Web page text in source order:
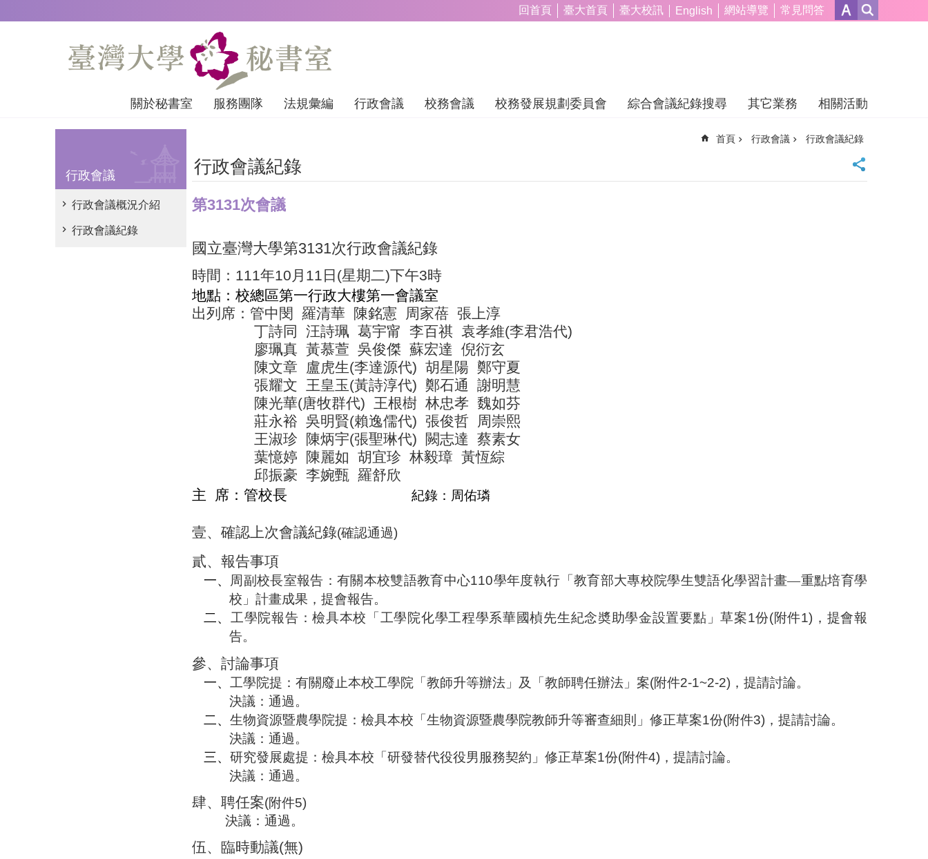
回首頁 臺大首頁 臺大校訊 English 網站導覽 常見問答
關於秘書室 服務團隊 法規彙編 行政會議 校務會議 校務發展規劃委員會 綜合會議紀錄搜尋 其它業務 相關活動
行政會議
行政會議概況介紹
行政會議紀錄
首頁 行政會議 行政會議紀錄
行政會議紀錄
第3131次會議
國立臺灣大學第3131次行政會議紀錄
時間： 111年10月 11 日 (星期二)下午3時
地點：校總區第一行政大樓第一會議室
出列席：管中閔
羅清華 陳銘憲 周家蓓 張上淳
丁詩同
汪詩珮 葛宇甯 李百祺 袁孝維(李君浩代)
廖珮真 黃慕萱 吳俊傑 蘇宏達 倪衍玄
陳文章
盧虎生(李達源代) 胡星陽 鄭守夏
張耀文 王皇玉(黃詩淳代) 鄭石通
謝明慧
陳光華(唐牧群代) 王根樹 林忠孝 魏如芬
莊永裕 吳明賢(賴逸儒代) 張俊哲
周崇熙
王淑珍
陳炳宇(張聖琳代) 闕志達 蔡素女
葉憶婷
陳麗如 胡宜珍 林毅璋 黃恆綜
邱振豪 李婉甄 羅舒欣
主
席：管校長 紀錄：周佑璘
壹、 確認上次會議紀錄(確認通過)
貳、 報告事項
一、 周副校長室報告：有關本校雙語教育中心110學年度執行「教育部大專校院學生雙語化學習計畫—重點培育學
校」計畫成果，提會報告。
二、 工學院報告：檢具本校「工學院化學工程學系華國楨先生紀念奬助學金設置要點」草案1份(附件1) ，提會報
告。
參、 討論事項
一、 工學院提：有關廢止本校工學院「教師升等辦法」及「教師聘任辦法」案(附件2-1~2-2) ，提請討論。
決議：通過。
二、 生物資源暨農學院提：檢具本校「生物資源暨農學院教師升等審查細則」修正草案1份(附件3) ，提請討論。
決議：通過。
三、 研究發展處提：檢具本校「研發替代役役男服務契約」修正草案1份(附件4) ，提請討論。
決議：通過。
肆、 聘任案(附件5)
決議：通過。
伍、 臨時動議(無)